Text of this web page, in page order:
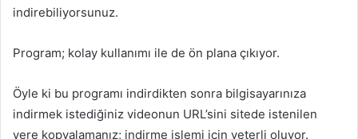
indirebiliyorsunuz.
Program; kolay kullanımı ile de ön plana çıkıyor.
Öyle ki bu programı indirdikten sonra bilgisayarınıza
indirmek istediğiniz videonun URL’sini sitede istenilen
yere kopyalamanız; indirme işlemi için yeterli oluyor.